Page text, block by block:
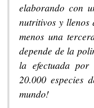
elaborando con
nutritivos y llenos
menos una
depende de la
la efectuada
20.000 especies
mundo!